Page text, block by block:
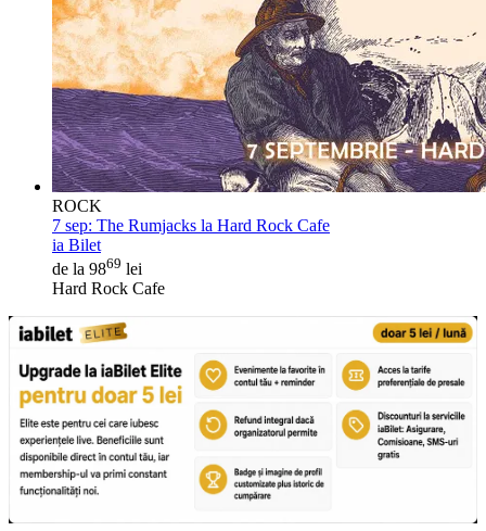
ROCK
7 sep: The Rumjacks la Hard Rock Cafe
ia Bilet
de la 9869 lei
Hard Rock Cafe